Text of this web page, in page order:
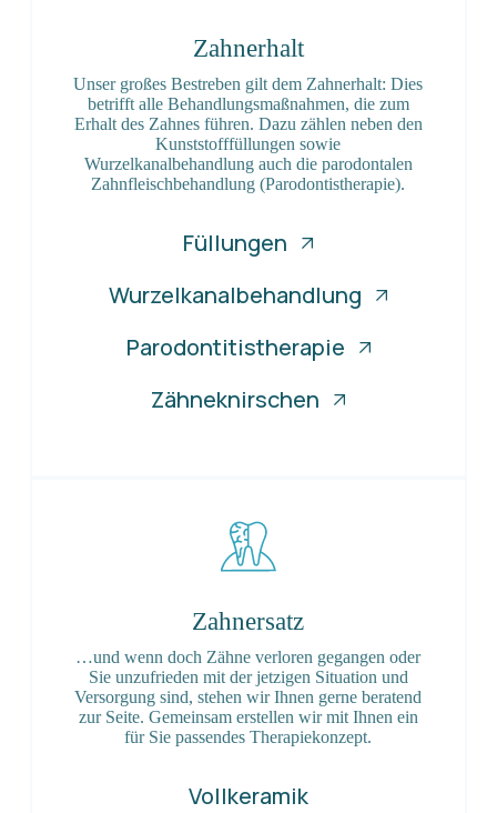
Zahnerhalt
Unser großes Bestreben gilt dem Zahnerhalt: Dies
betrifft alle Behandlungsmaßnahmen, die zum
Erhalt des Zahnes führen. Dazu zählen neben den
Kunststofffüllungen sowie
Wurzelkanalbehandlung auch die parodontalen
Zahnfleischbehandlung (Parodontistherapie).
Füllungen
Wurzelkanalbehandlung
Parodontitistherapie
Zähneknirschen
Zahnersatz
…und wenn doch Zähne verloren gegangen oder
Sie unzufrieden mit der jetzigen Situation und
Versorgung sind, stehen wir Ihnen gerne beratend
zur Seite. Gemeinsam erstellen wir mit Ihnen ein
für Sie passendes Therapiekonzept.
Vollkeramik